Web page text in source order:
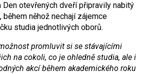
Den otevřených dveří připravily nabitý
něhož nechají zájemce
studia jednotlivých oborů.
promluvit si se stávajícími
na cokoli, co je ohledně studia, ale i
akcí během akademického roku